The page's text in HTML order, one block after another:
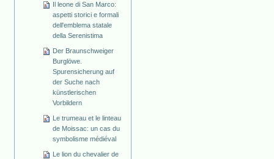
Il leone di San Marco:
aspetti storici e formali
dell'emblema statale
della Serenistima
Der Braunschweiger
Burglöwe.
Spurensicherung auf
der Suche nach
künstlerischen
Vorbildern
Le trumeau et le linteau
de Moissac: un cas du
symbolisme médiéval
Le lion du chevalier de